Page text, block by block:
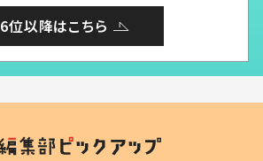
6位以降はこちら